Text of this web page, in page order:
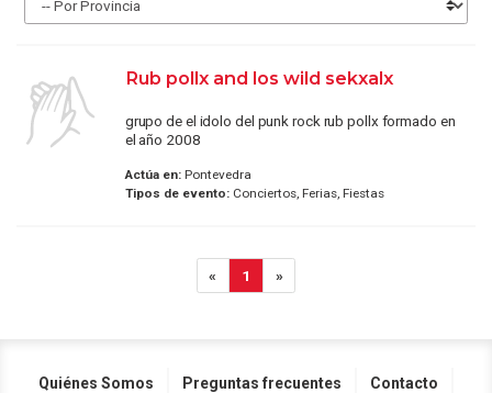
Rub pollx and los wild sekxalx
grupo de el idolo del punk rock rub pollx formado en
el año 2008
Actúa en:Pontevedra
Tipos de evento:Conciertos, Ferias, Fiestas
« 1 »
Quiénes Somos Preguntas frecuentes
Contacto